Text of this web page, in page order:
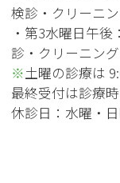
検診・クリーニ
・第3水曜日午
診・クリーニング
※土曜の診療は
最終受付は診療
休診日：水曜・